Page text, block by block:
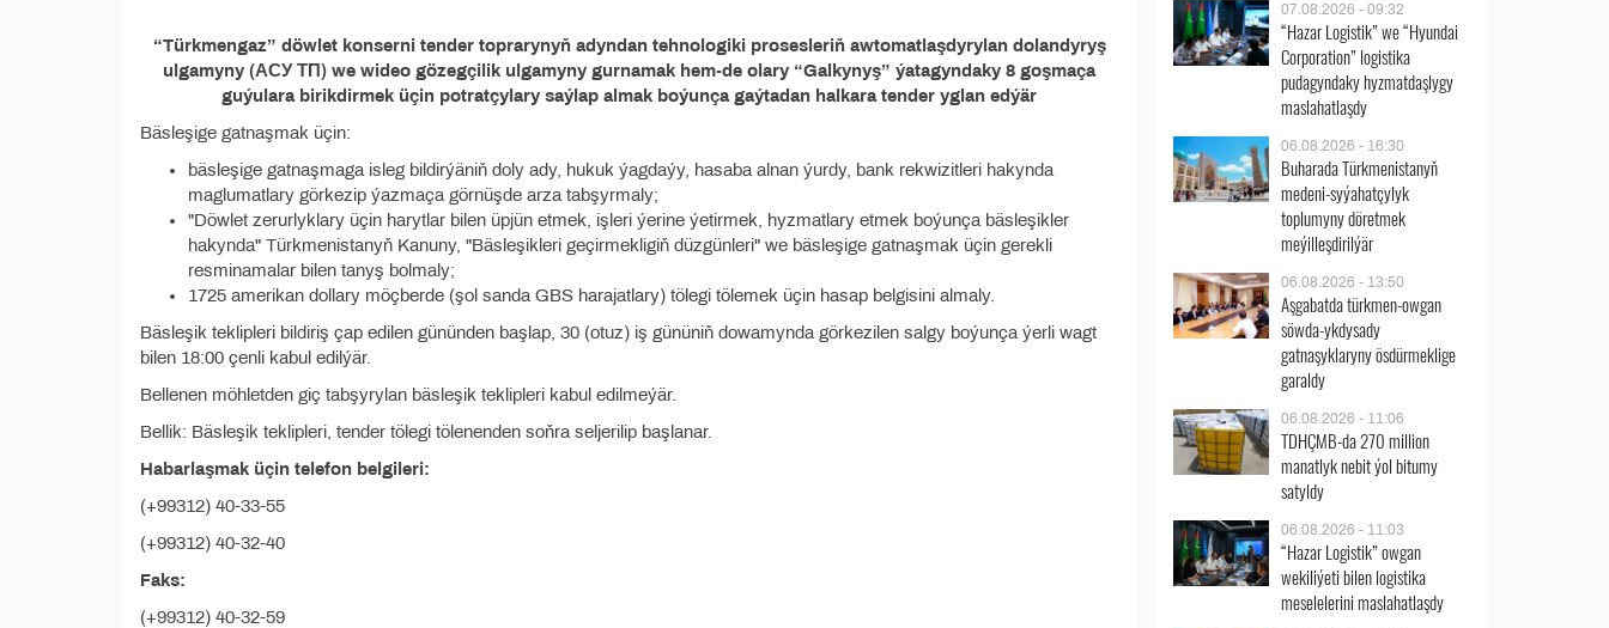
“Türkmengaz” döwlet konserni tender toprarynyň adyndan tehnologiki prosesleriň awtomatlaşdyrylan dolandyryş
ulgamyny (АСУ ТП) we wideo gözegçilik ulgamyny gurnamak hem-de olary “Galkynyş” ýatagyndaky 8 goşmaça
guýulara birikdirmek üçin potratçylary saýlap almak boýunça gaýtadan halkara tender yglan edýär
Bäsleşige gatnaşmak üçin:
bäsleşige gatnaşmaga isleg bildirýäniň doly ady, hukuk ýagdaýy, hasaba alnan ýurdy, bank rekwizitleri hakynda
maglumatlary görkezip ýazmaça görnüşde arza tabşyrmaly;
"Döwlet zerurlyklary üçin harytlar bilen üpjün etmek, işleri ýerine ýetirmek, hyzmatlary etmek boýunça bäsleşikler
hakynda" Türkmenistanyň Kanuny, "Bäsleşikleri geçirmekligiň düzgünleri" we bäsleşige gatnaşmak üçin gerekli
resminamalar bilen tanyş bolmaly;
1725 amerikan dollary möçberde (şol sanda GBS harajatlary) tölegi tölemek üçin hasap belgisini almaly.
Bäsleşik teklipleri bildiriş çap edilen gününden başlap, 30 (otuz) iş gününiň dowamynda görkezilen salgy boýunça ýerli wagt
bilen 18:00 çenli kabul edilýär.
Bellenen möhletden giç tabşyrylan bäsleşik teklipleri kabul edilmeýär.
Bellik: Bäsleşik teklipleri, tender tölegi tölenenden soňra seljerilip başlanar.
Habarlaşmak üçin telefon belgileri:
(+99312) 40-33-55
(+99312) 40-32-40
Faks:
(+99312) 40-32-59
07.08.2026 - 09:32
“Hazar Logistik” we “Hyundai
Corporation” logistika
pudagyndaky hyzmatdaşlygy
maslahatlaşdy
06.08.2026 - 16:30
Buharada Türkmenistanyň
medeni-syýahatçylyk
toplumyny döretmek
meýilleşdirilýär
06.08.2026 - 13:50
Aşgabatda türkmen-owgan
söwda-ykdysady
gatnaşyklaryny ösdürmeklige
garaldy
06.08.2026 - 11:06
TDHÇMB-da 270 million
manatlyk nebit ýol bitumy
satyldy
06.08.2026 - 11:03
“Hazar Logistik” owgan
wekiliýeti bilen logistika
meselelerini maslahatlaşdy